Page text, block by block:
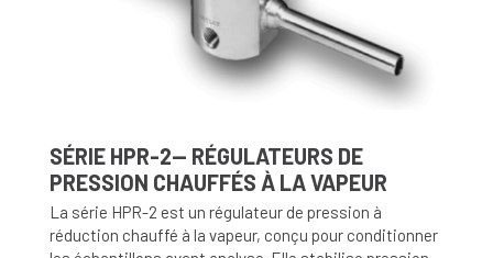
SÉRIE HPR-2— RÉGULATEURS DE
PRESSION CHAUFFÉS À LA VAPEUR
La série HPR-2 est un régulateur de pression à
réduction chauffé à la vapeur, conçu pour conditionner